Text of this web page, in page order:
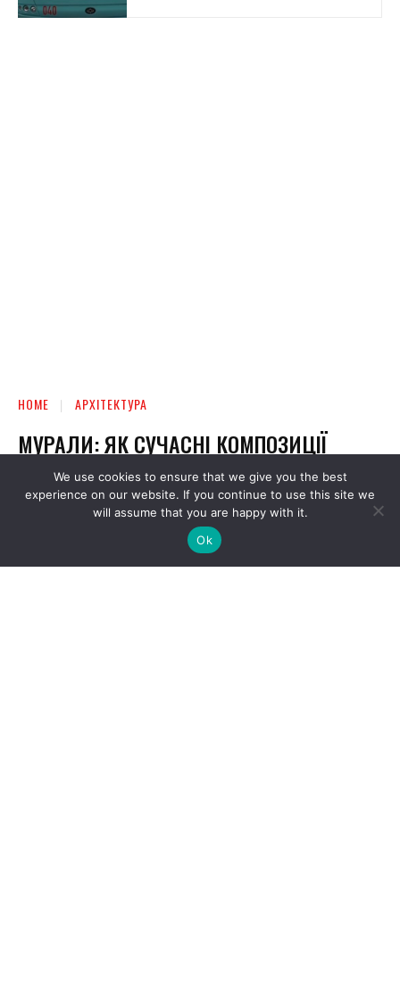
We use cookies to ensure that we give you the best
experience on our website. If you continue to use this site we
will assume that you are happy with it.
Ok